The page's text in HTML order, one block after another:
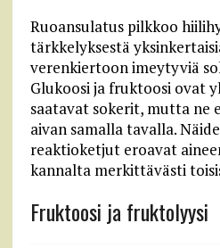
Ruoansulatus pilkkoo
tärkkelyksestä
verenkiertoon imeytyviä
Glukoosi ja fruktoosi ovat
saatavat sokerit, mutta ne
aivan samalla tavalla.
reaktioketjut eroavat
kannalta merkittävästi
Fruktoosi ja fruktolyysi